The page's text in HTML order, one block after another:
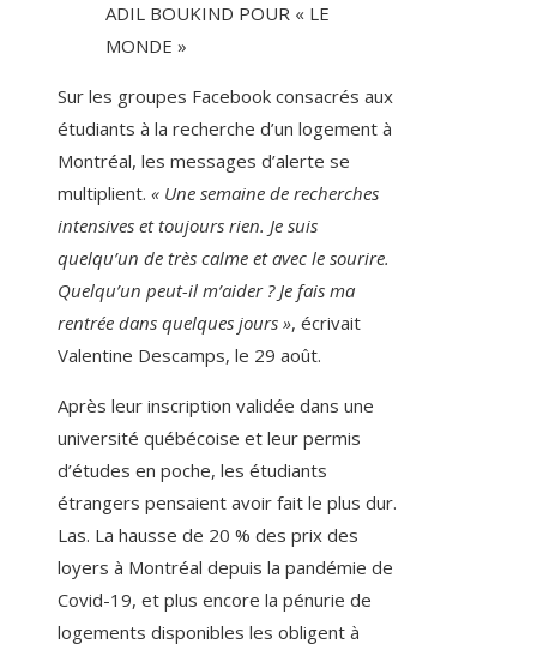
ADIL BOUKIND POUR « LE
MONDE »
Sur les groupes Facebook consacrés aux
étudiants à la recherche d’un logement à
Montréal, les messages d’alerte se
multiplient. « Une semaine de recherches
intensives et toujours rien. Je suis
quelqu’un de très calme et avec le sourire.
Quelqu’un peut-il m’aider ? Je fais ma
rentrée dans quelques jours », écrivait
Valentine Descamps, le 29 août.
Après leur inscription validée dans une
université québécoise et leur permis
d’études en poche, les étudiants
étrangers pensaient avoir fait le plus dur.
Las. La hausse de 20 % des prix des
loyers à Montréal depuis la pandémie de
Covid-19, et plus encore la pénurie de
logements disponibles les obligent à